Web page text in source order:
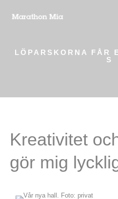
LÖPARSKORNA FÅR
S
Kreativitet
gör mig